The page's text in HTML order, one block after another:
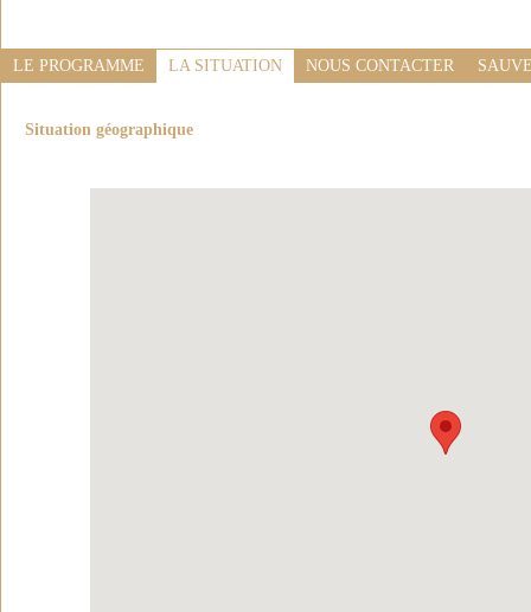
LE PROGRAMME LA SITUATION NOUS CONTACTER
Situation géographique